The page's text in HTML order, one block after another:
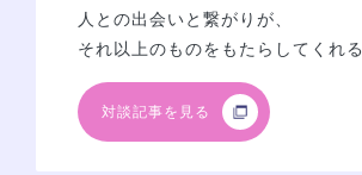
人との出会いと繋がりが、
それ以上のものをもたらしてくれる
対談記事を見る